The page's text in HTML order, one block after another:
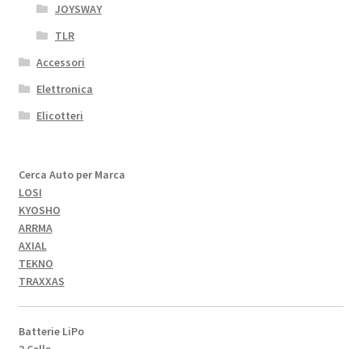
JOYSWAY
TLR
Accessori
Elettronica
Elicotteri
Cerca Auto per Marca
LOSI
KYOSHO
ARRMA
AXIAL
TEKNO
TRAXXAS
Batterie LiPo